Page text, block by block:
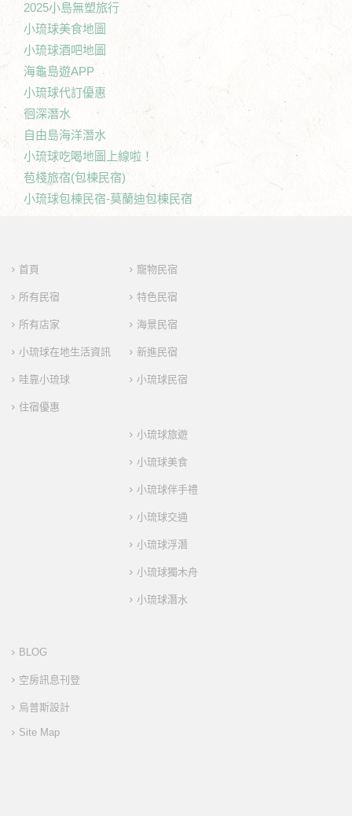
2025小島無塑旅行
小琉球美食地圖
小琉球酒吧地圖
海龜島遊APP
小琉球代訂優惠
徊深潛水
自由島海洋潛水
小琉球吃喝地圖上線啦！
苞棧旅宿(包棟民宿)
小琉球包棟民宿-莫蘭迪包棟民宿
首頁
所有民宿
所有店家
小琉球在地生活資訊
哇靠小琉球
住宿優惠
寵物民宿
特色民宿
海景民宿
新進民宿
小琉球民宿
小琉球旅遊
小琉球美食
小琉球伴手禮
小琉球交通
小琉球浮潛
小琉球獨木舟
小琉球潛水
BLOG
空房訊息刊登
烏普斯設計
Site Map